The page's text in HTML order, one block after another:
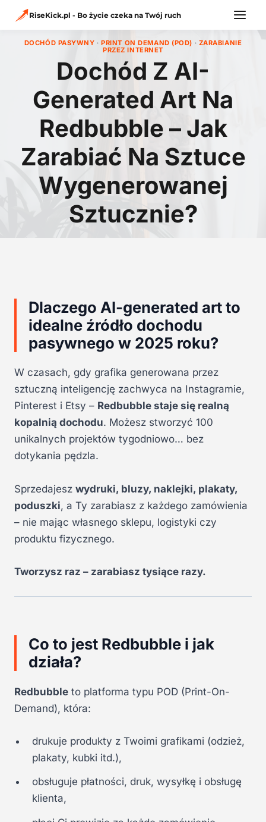
RiseKick.pl - Bo życie czeka na Twój ruch
DOCHÓD PASYWNY ·PRINT ON DEMAND (POD) · ZARABIANIE
PRZEZ INTERNET
Dochód Z AI-
Generated Art Na
Redbubble – Jak
Zarabiać Na Sztuce
Wygenerowanej
Sztucznie?
Dlaczego AI-generated art to
idealne źródło dochodu
pasywnego w 2025 roku?
W czasach, gdy grafika generowana przez
sztuczną inteligencję zachwyca na Instagramie,
Pinterest i Etsy – Redbubble staje się realną
kopalnią dochodu. Możesz stworzyć 100
unikalnych projektów tygodniowo… bez
dotykania pędzla.
Sprzedajesz wydruki, bluzy, naklejki, plakaty,
poduszki, a Ty zarabiasz z każdego zamówienia
– nie mając własnego sklepu, logistyki czy
produktu fizycznego.
Tworzysz raz – zarabiasz tysiące razy.
Co to jest Redbubble i jak
działa?
Redbubble to platforma typu POD (Print-On-
Demand), która:
drukuje produkty z Twoimi grafikami (odzież,
plakaty, kubki itd.),
obsługuje płatności, druk, wysyłkę i obsługę
klienta,